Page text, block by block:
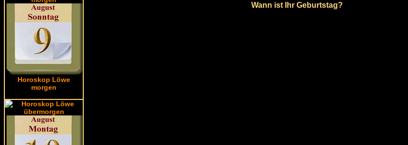
Horoskop Löwe
morgen
Wann ist Ihr Geburtstag?